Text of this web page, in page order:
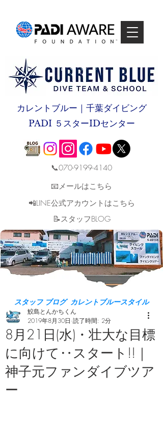
カレントブルー｜千葉ダイビング
PADI ５スターIDセンター
📞070-9199-4140
📧メールはこちら
📲LINE公式アカウントはこちら
​📝スタッフBLOG
スタッフ ブログ カレントブルースタイル
8月21日(水)・壮大な目標
に向けて‥スタート!!｜
神子元ファンダイブツア
ー
鮫島とんかちくん
2019年8月30日 読了時間: 2分